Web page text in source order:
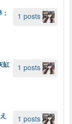
1 posts
1 posts
缸
1 posts